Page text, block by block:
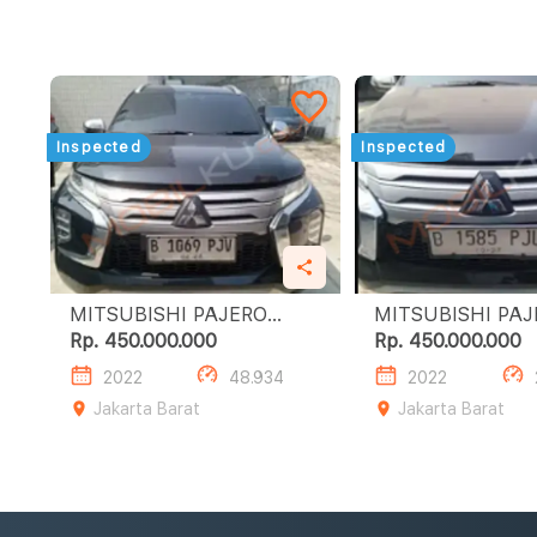
Inspected
MITSUBISHI PAJERO
SPORT 2.4L DAKAR A/T
(4X2)
Rp. 450.000.000
2022
48.934
Jakarta Barat
Inspected
MITSUBISHI
SPORT 2.4L DAKAR A/T
(4X2)
Rp. 450.000.000
2022
Jakarta Barat